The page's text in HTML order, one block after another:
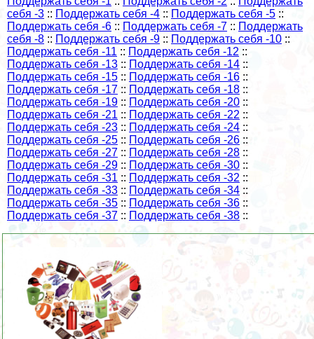
себя -3 :: Поддержать себя -4 :: Поддержать себя -5 ::
Поддержать себя -6 :: Поддержать себя -7 :: Поддержать
себя -8 :: Поддержать себя -9 :: Поддержать себя -10 ::
Поддержать себя -11 :: Поддержать себя -12 ::
Поддержать себя -13 :: Поддержать себя -14 ::
Поддержать себя -15 :: Поддержать себя -16 ::
Поддержать себя -17 :: Поддержать себя -18 ::
Поддержать себя -19 :: Поддержать себя -20 ::
Поддержать себя -21 :: Поддержать себя -22 ::
Поддержать себя -23 :: Поддержать себя -24 ::
Поддержать себя -25 :: Поддержать себя -26 ::
Поддержать себя -27 :: Поддержать себя -28 ::
Поддержать себя -29 :: Поддержать себя -30 ::
Поддержать себя -31 :: Поддержать себя -32 ::
Поддержать себя -33 :: Поддержать себя -34 ::
Поддержать себя -35 :: Поддержать себя -36 ::
Поддержать себя -37 :: Поддержать себя -38 ::